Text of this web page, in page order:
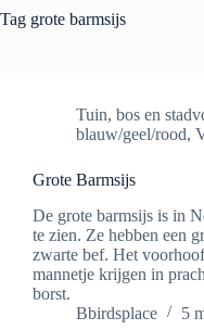
Tag grote barmsijs
Tuin, bos en
blauw/geel/rood,
Grote Barmsijs
De grote barmsijs is in
te zien. Ze hebben een
zwarte bef. Het
mannetje krijgen in
borst.
Bbirdsplace
5